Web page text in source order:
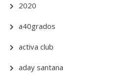
2020
a40grados
activa club
aday santana